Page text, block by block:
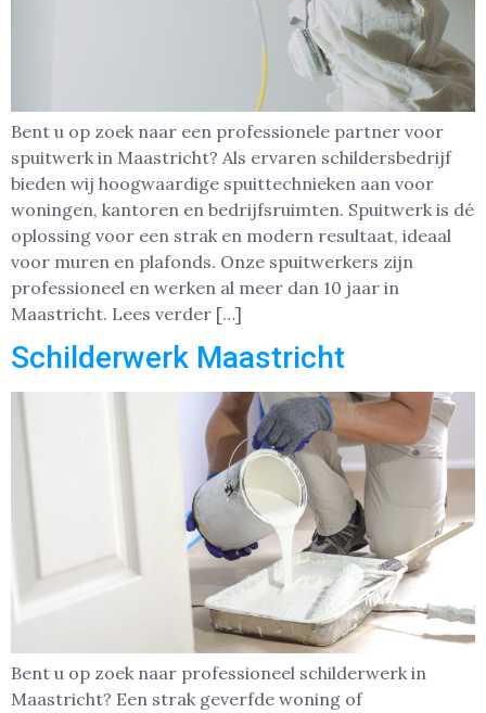
Bent u op zoek naar een professionele partner voor
spuitwerk in Maastricht? Als ervaren schildersbedrijf
bieden wij hoogwaardige spuittechnieken aan voor
woningen, kantoren en bedrijfsruimten. Spuitwerk is dé
oplossing voor een strak en modern resultaat, ideaal
voor muren en plafonds. Onze spuitwerkers zijn
professioneel en werken al meer dan 10 jaar in
Maastricht. Lees verder […]
Schilderwerk Maastricht
Bent u op zoek naar professioneel schilderwerk in
Maastricht? Een strak geverfde woning of